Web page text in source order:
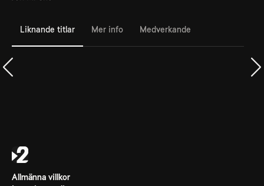
Liknande titlar Mer info Medverkande
Allmänna villkor